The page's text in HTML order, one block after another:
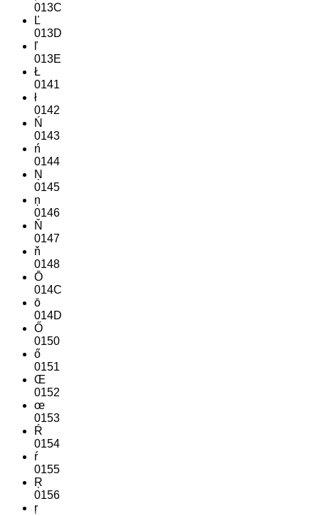
013C
Ľ
013D
ľ
013E
Ł
0141
ł
0142
Ń
0143
ń
0144
Ņ
0145
ņ
0146
Ň
0147
ň
0148
Ō
014C
ō
014D
Ő
0150
ő
0151
Œ
0152
œ
0153
Ŕ
0154
ŕ
0155
Ŗ
0156
ŗ